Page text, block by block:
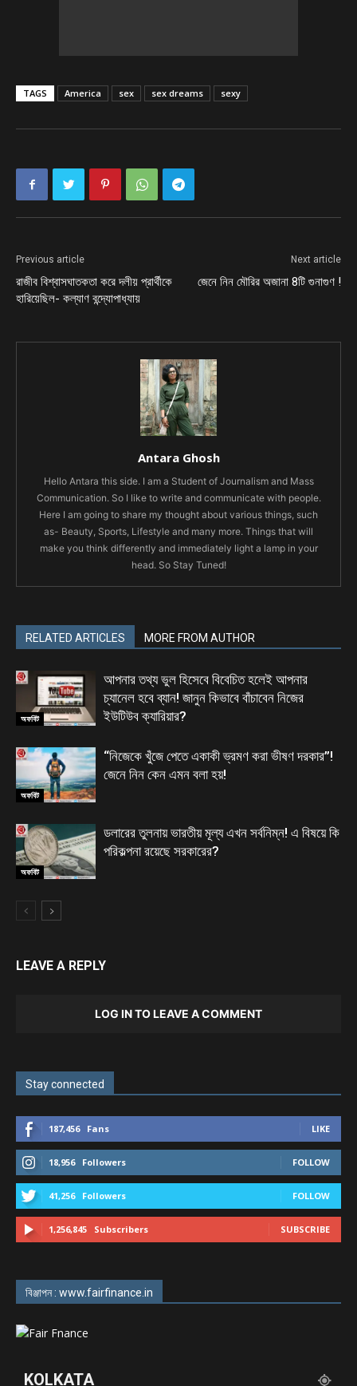
TAGS America sex sex dreams sexy
Previous article
রাজীব বিশ্বাসঘাতকতা করে দলীয় প্রার্থীকে
হারিয়েছিল- কল্যাণ বন্দ্যোপাধ্যায়
Next article
জেনে নিন মৌরির অজানা 8টি গুনাগুণ !
Antara Ghosh
Hello Antara this side. I am a Student of Journalism and Mass
Communication. So I like to write and communicate with people.
Here I am going to share my thought about various things, such
as- Beauty, Sports, Lifestyle and many more. Things that will
make you think differently and immediately light a lamp in your
head. So Stay Tuned!
RELATED ARTICLES MORE FROM AUTHOR
অফবিট
আপনার তথ্য ভুল হিসেবে বিবেচিত হলেই আপনার
চ্যানেল হবে ব্যান! জানুন কিভাবে বাঁচাবেন নিজের
ইউটিউব ক্যারিয়ার?
অফবিট
“নিজেকে খুঁজে পেতে একাকী ভ্রমণ করা ভীষণ দরকার”!
জেনে নিন কেন এমন বলা হয়!
অফবিট
ডলারের তুলনায় ভারতীয় মূল্য এখন সর্বনিম্ন! এ বিষয়ে কি
পরিকল্পনা রয়েছে সরকারের?
LEAVE A REPLY
LOG IN TO LEAVE A COMMENT
Stay connected
187,456 Fans LIKE
18,956 Followers FOLLOW
41,256 Followers FOLLOW
1,256,845 Subscribers SUBSCRIBE
বিঞ্জাপন : www.fairfinance.in
KOLKATA